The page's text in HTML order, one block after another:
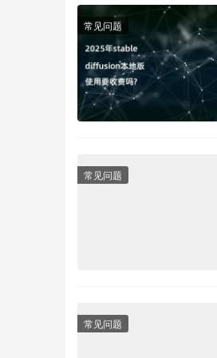
常见问题
常见问题
常见问题